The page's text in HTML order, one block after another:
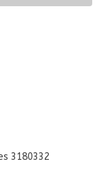
3180332